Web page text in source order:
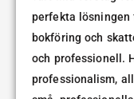
perfekta
bokföring och
och professionell.
professionalism,